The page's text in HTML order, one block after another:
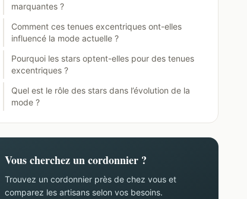
marquantes ?
Comment ces tenues excentriques ont-elles
influencé la mode actuelle ?
Pourquoi les stars optent-elles pour des tenues
excentriques ?
Quel est le rôle des stars dans l’évolution de la
mode ?
Vous cherchez un cordonnier ?
Trouvez un cordonnier près de chez vous et
comparez les artisans selon vos besoins.